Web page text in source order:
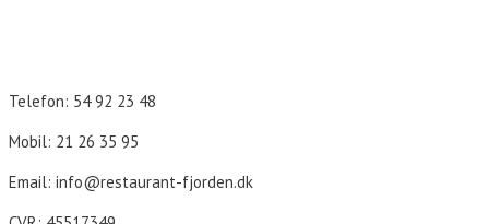
Telefon: 54 92 23 48
Mobil: 21 26 35 95
Email: info@restaurant-fjorden.dk